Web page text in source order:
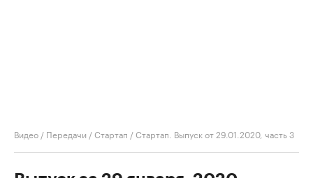
Видео / Передачи /Стартап /Стартап. Выпуск от 29.01.2020, часть 3